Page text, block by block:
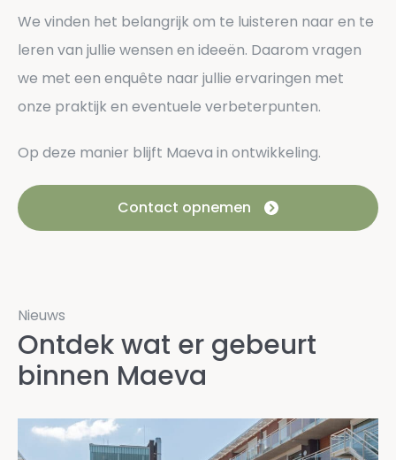
We vinden het belangrijk om te luisteren naar en te
leren van jullie wensen en ideeën. Daarom vragen
we met een enquête naar jullie ervaringen met
onze praktijk en eventuele verbeterpunten.
Op deze manier blijft Maeva in ontwikkeling.
Contact opnemen
Nieuws
Ontdek wat er gebeurt
binnen Maeva